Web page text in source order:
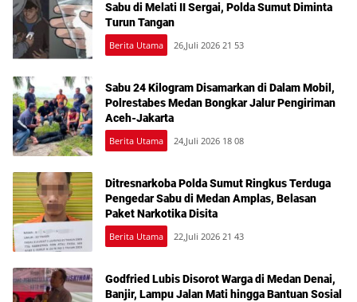
Sabu di Melati II Sergai, Polda Sumut Diminta
Turun Tangan
Berita Utama 26,Juli 2026 21 53
Sabu 24 Kilogram Disamarkan di Dalam Mobil,
Polrestabes Medan Bongkar Jalur Pengiriman
Aceh-Jakarta
Berita Utama 24,Juli 2026 18 08
Ditresnarkoba Polda Sumut Ringkus Terduga
Pengedar Sabu di Medan Amplas, Belasan
Paket Narkotika Disita
Berita Utama 22,Juli 2026 21 43
Godfried Lubis Disorot Warga di Medan Denai,
Banjir, Lampu Jalan Mati hingga Bantuan Sosial